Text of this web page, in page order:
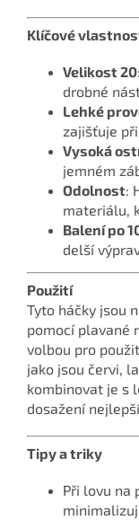
Klíčové
Velikost 20
drobné
Lehké
zajišťuje
Vysoká
jemném
Odolnost:
materiálu,
Balení po
delší
Použití
Tyto háčky jsou
pomocí plavané
volbou pro
jako jsou červi,
kombinovat je s
dosažení
Tipy a triky
Při lovu na